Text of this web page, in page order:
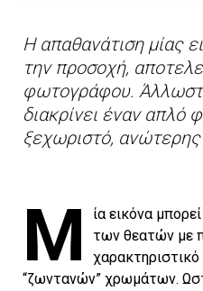
Η απαθανάτιση μίας
την προσοχή,
φωτογράφου.
διακρίνει έναν
ξεχωριστό,
Μ
ία εικόνα
των θεατών με
χαρακτηριστικό
“ζωντανών” χρωμάτων.